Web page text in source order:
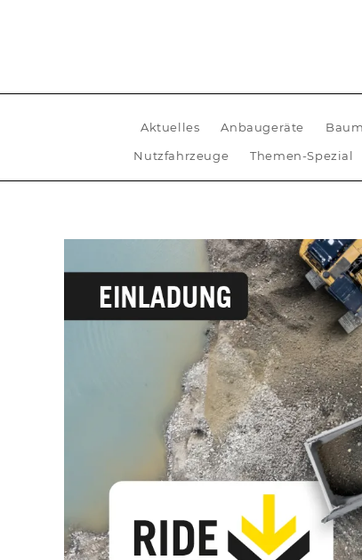
Aktuelles Anbaugeräte
Nutzfahrzeuge
Themen-Spezial